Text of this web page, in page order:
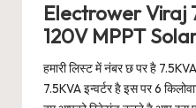
Electrower Viraj
120V MPPT
हमारी लिस्ट में नंबर छ पर है
7.5KVA इन्वर्टर है इस पर 6